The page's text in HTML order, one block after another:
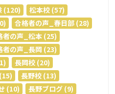
(120)
松本校 (57)
合格者の声_春日部 (28)
者の声_松本 (25)
者の声_長岡 (23)
長岡校 (20)
長野校 (13)
(10)
長野ブログ (9)